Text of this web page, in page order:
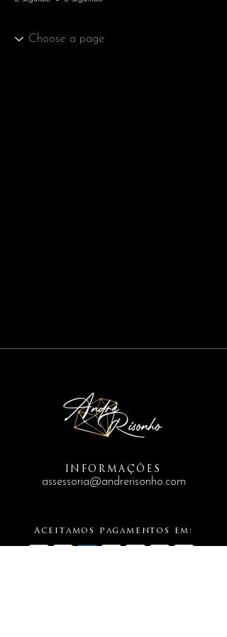
assessoria@andrerisonho.com
INFORMAÇÕES
Aceitamos pagamentos em: